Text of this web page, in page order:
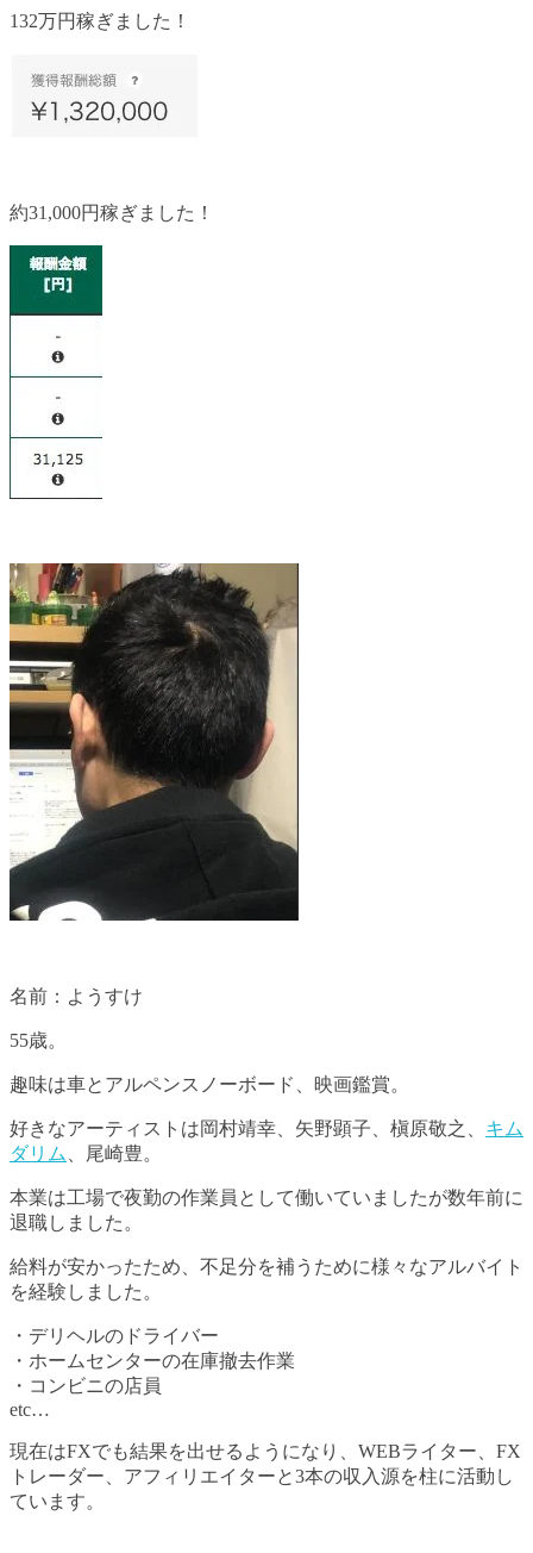
132万円稼ぎました！
約31,000円稼ぎました！
名前：ようすけ
55歳。
趣味は車とアルペンスノーボード、映画鑑賞。
好きなアーティストは岡村靖幸、矢野顕子、槇原敬之、 キム
ダリム
、尾崎豊。
本業は工場で夜勤の作業員として働いていましたが数年前に
退職しました。
給料が安かったため、不足分を補うために様々なアルバイト
を経験しました。
・デリヘルのドライバー
・ホームセンターの在庫撤去作業
・コンビニの店員
etc…
現在はFXでも結果を出せるようになり、WEBライター、FX
トレーダー、アフィリエイターと3本の収入源を柱に活動し
ています。